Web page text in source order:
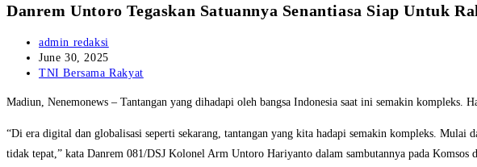
Danrem Untoro Tegaskan Satuannya Senantiasa Siap Untuk
Post
author:
admin redaksi
Post
published:
June 30, 2025
Post
TNI Bersama Rakyat
Madiun, Nenemonews – Tantangan yang dihadapi oleh bangsa Indonesia saat ini semakin kompleks.
“Di era digital dan globalisasi seperti sekarang, tantangan yang kita hadapi semakin kompleks.
tidak tepat,” kata Danrem 081/DSJ Kolonel Arm Untoro Hariyanto dalam sambutannya pada